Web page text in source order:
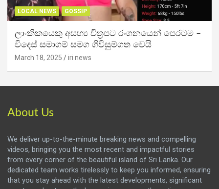
LOCAL NEWS GOSSIP
ලාංකිකයෙකු අසභ්‍ය චිත්‍රපට රංගනයෙන් පෙරටම –
විදෙස් සමාගම් සමග ගිවිසුම්ගත වෙයි
March 18, 2025 iri news
About Us
We deliver up-to-the-minute breaking news and compelling
videos, bringing you the most recent and impactful stories
from every corner of the beautiful island of Sri Lanka. Our
dedicated team works tirelessly to keep you informed, ensuring
that you stay ahead with the latest developments, significant